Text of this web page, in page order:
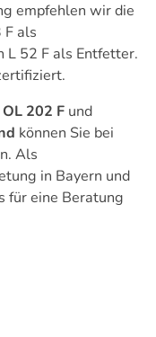
empfehlen wir die
als
L 52 F als Entfetter.
202 F und
können Sie bei
Als
in Bayern und
für eine Beratung